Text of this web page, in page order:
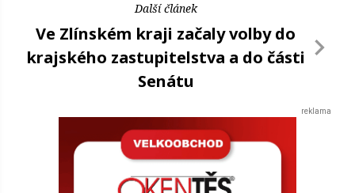
Další článek
Ve Zlínském kraji začaly volby do
krajského zastupitelstva a do části
Senátu